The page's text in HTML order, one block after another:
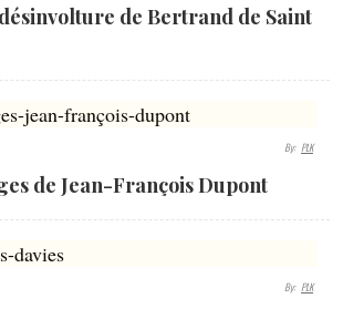
de Bertrand de Saint
By: PLK
de Jean-François Dupont
By: PLK